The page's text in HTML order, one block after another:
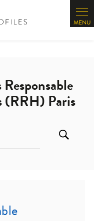
(RRH) Paris